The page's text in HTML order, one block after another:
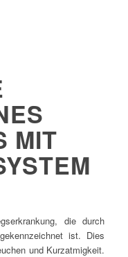
MIT
die durch
ist. Dies
und Kurzatmigkeit.